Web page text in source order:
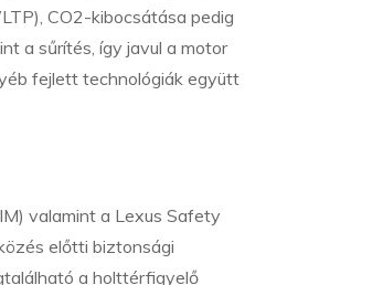
CO2-kibocsátása pedig
a sűrítés, így javul a motor
fejlett technológiák együtt
valamint a Lexus Safety
előtti biztonsági
a holttérfigyelő